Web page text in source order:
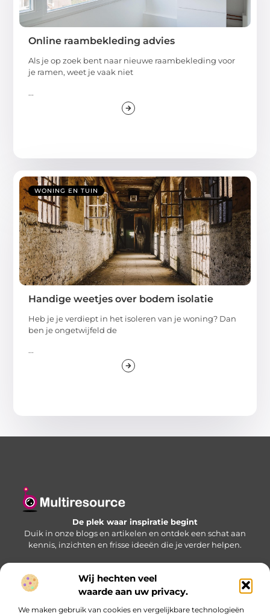
Wij hechten veel
waarde aan uw privacy.
We maken gebruik van cookies en vergelijkbare technologieën
Online raambekleding advies
Als je op zoek bent naar nieuwe raambekleding voor
je ramen, weet je vaak niet
...
WONING EN TUIN
Handige weetjes over bodem isolatie
Heb je je verdiept in het isoleren van je woning? Dan
ben je ongetwijfeld de
...
De plek waar inspiratie begint
Duik in onze blogs en artikelen en ontdek een schat aan
kennis, inzichten en frisse ideeën die je verder helpen.
Bericht categorie